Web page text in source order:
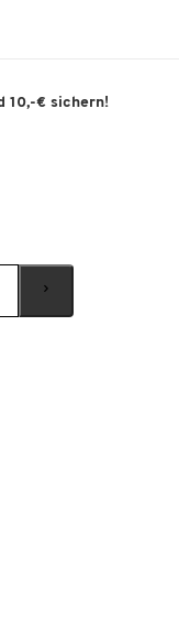
10,-€ sichern!